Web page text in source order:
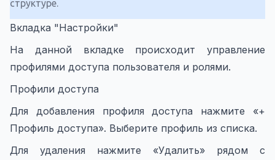
структуре.
Вкладка "Настройки"
На данной вкладке происходит управление
профилями доступа пользователя и ролями.
Профили доступа
Для добавления профиля доступа нажмите «+
Профиль доступа». Выберите профиль из списка.
Для удаления нажмите «Удалить» рядом с